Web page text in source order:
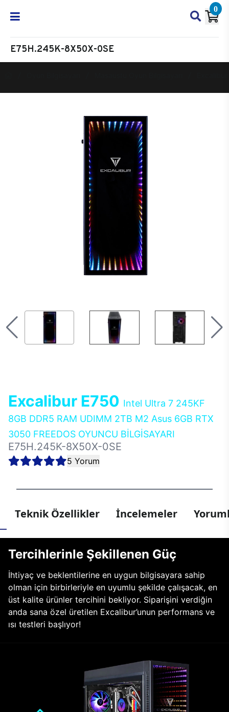
0
E75H.245K-8X50X-0SE
Excalibur E750 Intel Ultra 7 245KF
8GB DDR5 RAM UDIMM 2TB M2 Asus 6GB RTX
3050 FREEDOS OYUNCU BİLGİSAYARI
E75H.245K-8X50X-0SE
5 Yorum
Teknik Özellikler İncelemeler
Tercihlerinle Şekillenen Güç
İhtiyaç ve beklentilerine en uygun bilgisayara sahip
olman için birbirleriyle en uyumlu şekilde çalışacak, en
üst kalite ürünler tercihini bekliyor. Siparişini verdiğin
anda sana özel üretilen Excalibur’unun performans ve
ısı testleri başlıyor!